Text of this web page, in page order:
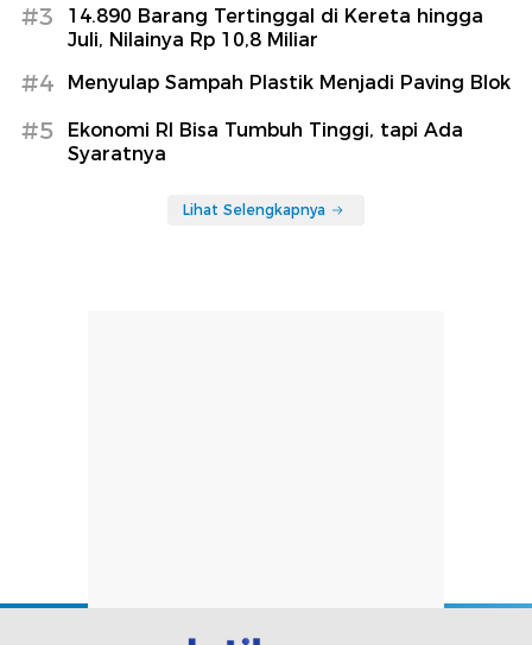
#3
14.890 Barang Tertinggal di Kereta hingga
Juli, Nilainya Rp 10,8 Miliar
#4 Menyulap Sampah Plastik Menjadi Paving Blok
#5
Ekonomi RI Bisa Tumbuh Tinggi, tapi Ada
Syaratnya
Lihat Selengkapnya